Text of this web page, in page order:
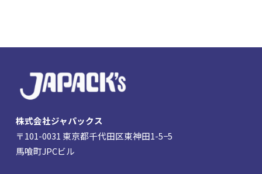
株式会社ジャパックス
〒101-0031 東京都千代田区東神田1-5−5
馬喰町JPCビル